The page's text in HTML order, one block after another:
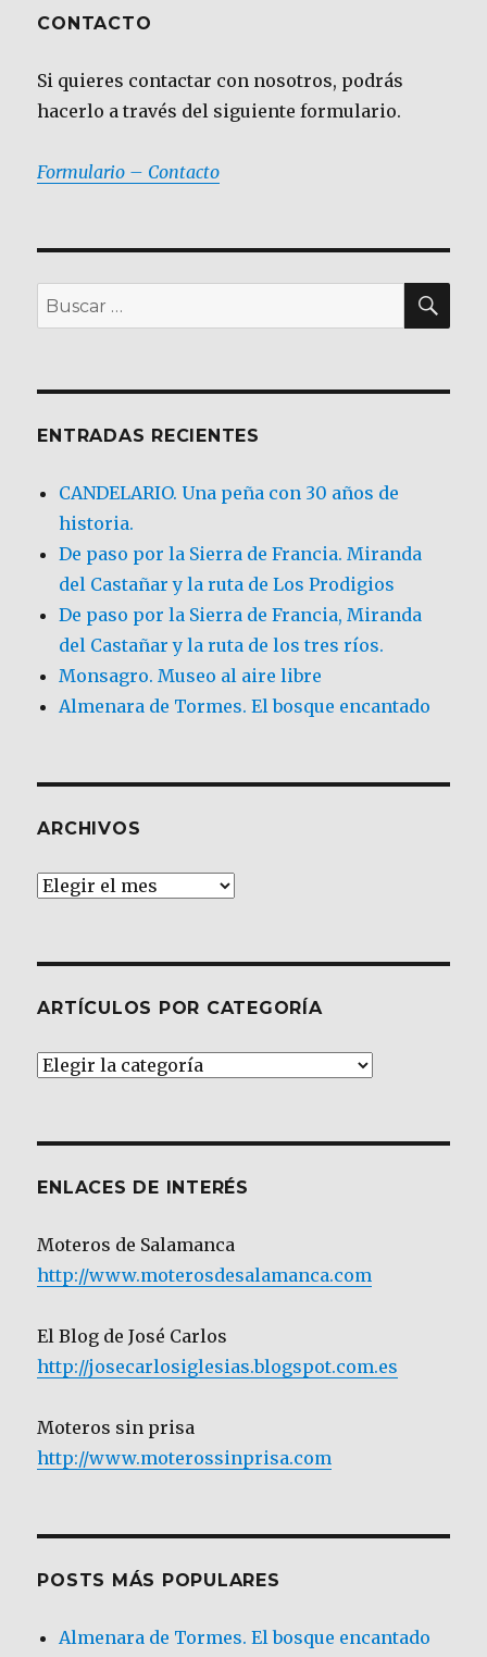
CONTACTO
Si quieres contactar con nosotros, podrás
hacerlo a través del siguiente formulario.
Formulario – Contacto
Buscar
por:
ENTRADAS RECIENTES
CANDELARIO. Una peña con 30 años de
historia.
De paso por la Sierra de Francia. Miranda
del Castañar y la ruta de Los Prodigios
De paso por la Sierra de Francia, Miranda
del Castañar y la ruta de los tres ríos.
Monsagro. Museo al aire libre
Almenara de Tormes. El bosque encantado
ARCHIVOS
Archivos
ARTÍCULOS POR CATEGORÍA
Artículos
ENLACES DE INTERÉS
Moteros de Salamanca
http://www.moterosdesalamanca.com
El Blog de José Carlos
http://josecarlosiglesias.blogspot.com.es
Moteros sin prisa
http://www.moterossinprisa.com
POSTS MÁS POPULARES
Almenara de Tormes. El bosque encantado